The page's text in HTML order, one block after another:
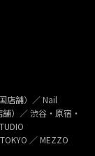
店舗）／ Nail
）／ 渋谷・原宿・
／ MEZZO